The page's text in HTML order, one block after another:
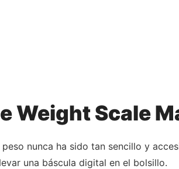
Weight Scale
nunca ha sido tan sencillo y
una báscula digital en el bolsillo.